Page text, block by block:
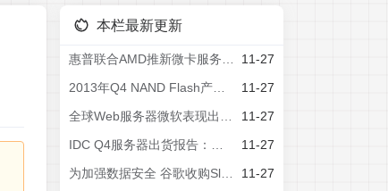
本栏最新更新
11-27
11-27
11-27
11-27
11-27